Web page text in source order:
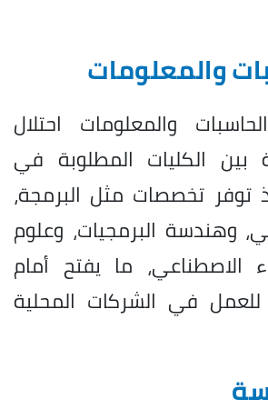
والمعلومات
والمعلومات احتلال
بين الكليات المطلوبة في
توفر تخصصات مثل البرمجة،
وهندسة البرمجيات، وعلوم
الاصطناعي، ما يفتح أمام
في الشركات المحلية